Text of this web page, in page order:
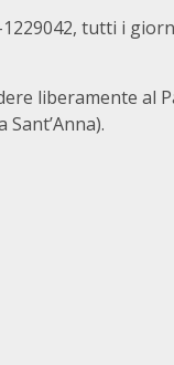
tutti i
liberamente al